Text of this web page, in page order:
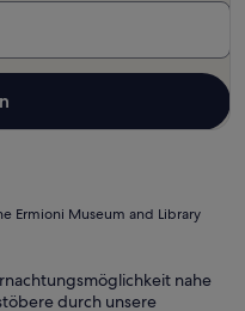
Ermioni Museum and Library
nahe
durch unsere